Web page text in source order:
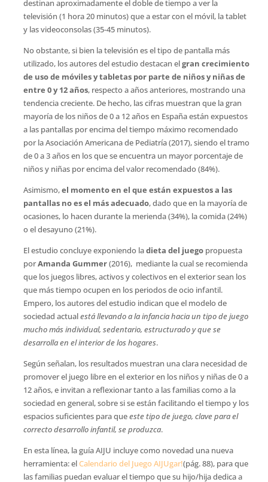
destinan aproximadamente el doble de tiempo a ver la
televisión (1 hora 20 minutos) que a estar con el móvil, la tablet
y las videoconsolas (35-45 minutos).
No obstante, si bien la televisión es el tipo de pantalla más
utilizado, los autores del estudio destacan elgran crecimiento
de uso de móviles y tabletas por parte de niños y niñas de
entre 0 y 12 años, respecto a años anteriores, mostrando una
tendencia creciente. De hecho, las cifras muestran que la gran
mayoría de los niños de 0 a 12 años en España están expuestos
a las pantallas por encima del tiempo máximo recomendado
por la Asociación Americana de Pediatría (2017), siendo el tramo
de 0 a 3 años en los que se encuentra un mayor porcentaje de
niños y niñas por encima del valor recomendado (84%).
Asimismo,el momento en el que están expuestos a las
pantallas no es el más adecuado, dado que en la mayoría de
ocasiones, lo hacen durante la merienda (34%), la comida (24%)
o el desayuno (21%).
El estudio concluye exponiendo ladieta del juegopropuesta
porAmanda Gummer(2016), mediante la cual se recomienda
que los juegos libres, activos y colectivos en el exterior sean los
que más tiempo ocupen en los periodos de ocio infantil.
Empero, los autores del estudio indican que el modelo de
sociedad actualestá llevando a la infancia hacia un tipo de juego
mucho más individual, sedentario, estructurado y que se
desarrolla en el interior de los hogares.
Según señalan, los resultados muestran una clara necesidad de
promover el juego libre en el exterior en los niños y niñas de 0 a
12 años, e invitan a reflexionar tanto a las familias como a la
sociedad en general, sobre si se están facilitando el tiempo y los
espacios suficientes para queeste tipo de juego, clave para el
correcto desarrollo infantil, se produzca.
En esta línea, la guía AIJU incluye como novedad una nueva
herramienta: elCalendario del Juego AIJUgar!(pág. 88), para que
las familias puedan evaluar el tiempo que su hijo/hija dedica a